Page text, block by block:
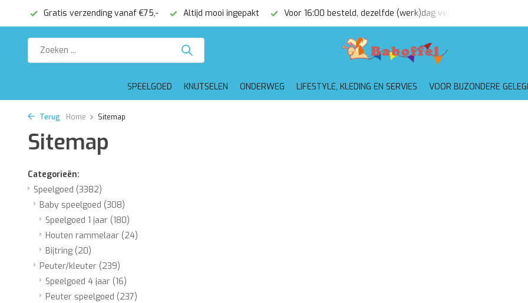
Gratis verzending vanaf €75,- Altijd mooi ingepakt Voor 16:00 besteld, dezelfde (werk)dag verzonden
SPEELGOED KNUTSELEN ONDERWEG LIFESTYLE, KLEDING EN SERVIES VOOR BIJZONDERE
Terug Home Sitemap
Sitemap
Categorieën:
Speelgoed (3382)
Baby speelgoed (308)
Speelgoed 1 jaar (180)
Houten rammelaar (24)
Bijtring (20)
Peuter/kleuter (239)
Speelgoed 4 jaar (16)
Peuter speelgoed (237)